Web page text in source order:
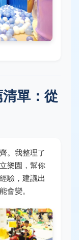
單：從
。我整理了
樂園，幫你
驗，建議出
會變。